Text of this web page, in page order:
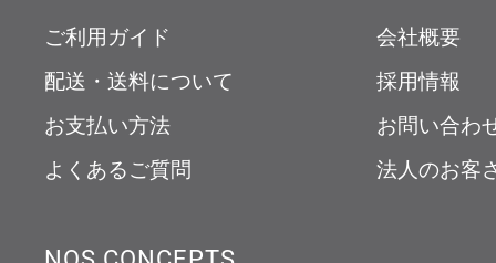
ご利用ガイド
配送・送料について
お支払い方法
よくあるご質問
会社概要
採用情報
お問い合わ
法人のお客